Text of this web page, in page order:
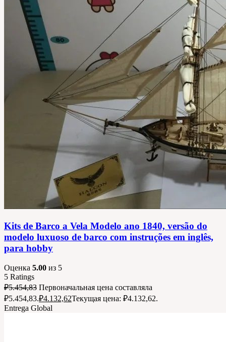
Kits de Barco a Vela Modelo ano 1840, versão do
modelo luxuoso de barco com instruções em inglês,
para hobby
Оценка 5.00 из 5
5 Ratings
₽5.454,83 Первоначальная цена составляла
₽5.454,83.₽4.132,62Текущая цена: ₽4.132,62.
Entrega Global